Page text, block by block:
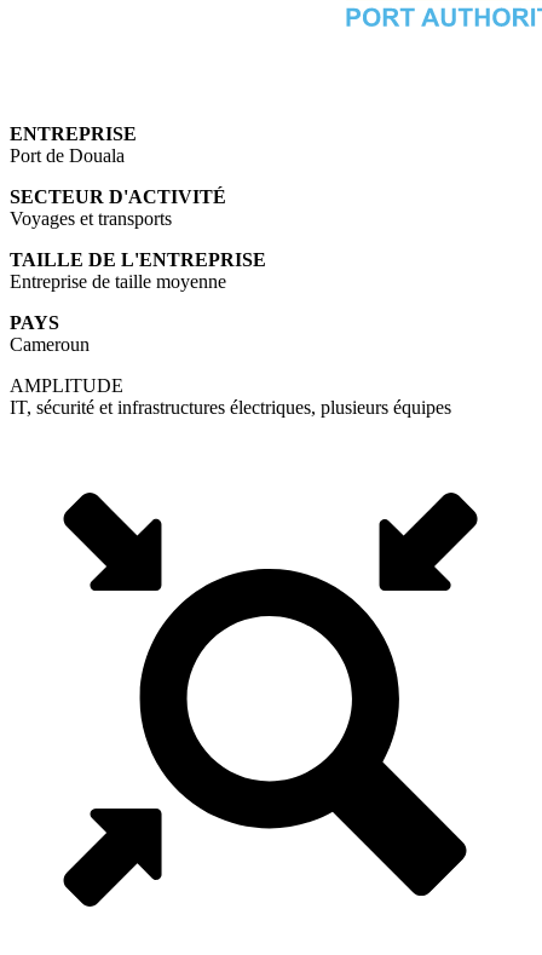
ENTREPRISE
Port de Douala
SECTEUR D'ACTIVITÉ
Voyages et transports
TAILLE DE L'ENTREPRISE
Entreprise de taille moyenne
PAYS
Cameroun
AMPLITUDE
IT, sécurité et infrastructures électriques, plusieurs équipes